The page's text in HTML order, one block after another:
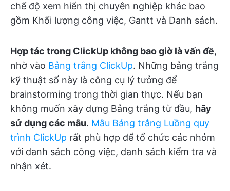
chế độ xem hiển thị chuyên nghiệp khác bao
gồm Khối lượng công việc, Gantt và Danh sách.
Hợp tác trong ClickUp không bao giờ là vấn đề,
nhờ vào Bảng trắng ClickUp. Những bảng trắng
kỹ thuật số này là công cụ lý tưởng để
brainstorming trong thời gian thực. Nếu bạn
không muốn xây dựng Bảng trắng từ đầu, hãy
sử dụng các mẫu. Mẫu Bảng trắng Luồng quy
trình ClickUp rất phù hợp để tổ chức các nhóm
với danh sách công việc, danh sách kiểm tra và
nhận xét.